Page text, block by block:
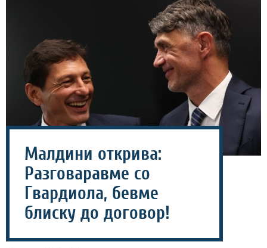
Малдини открива:
Разговаравме со
Гвардиола, бевме
блиску до договор!